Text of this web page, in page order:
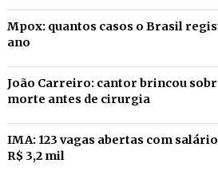
Mpox: quantos casos o Brasil
ano
João Carreiro: cantor brincou
morte antes de cirurgia
IMA: 123 vagas abertas com
R$ 3,2 mil